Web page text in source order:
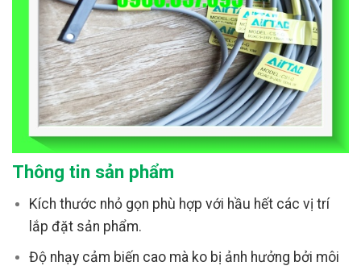
Thông tin sản phẩm
Kích thước nhỏ gọn phù hợp với hầu hết các vị trí
lắp đặt sản phẩm.
Độ nhạy cảm biến cao mà ko bị ảnh hưởng bởi môi